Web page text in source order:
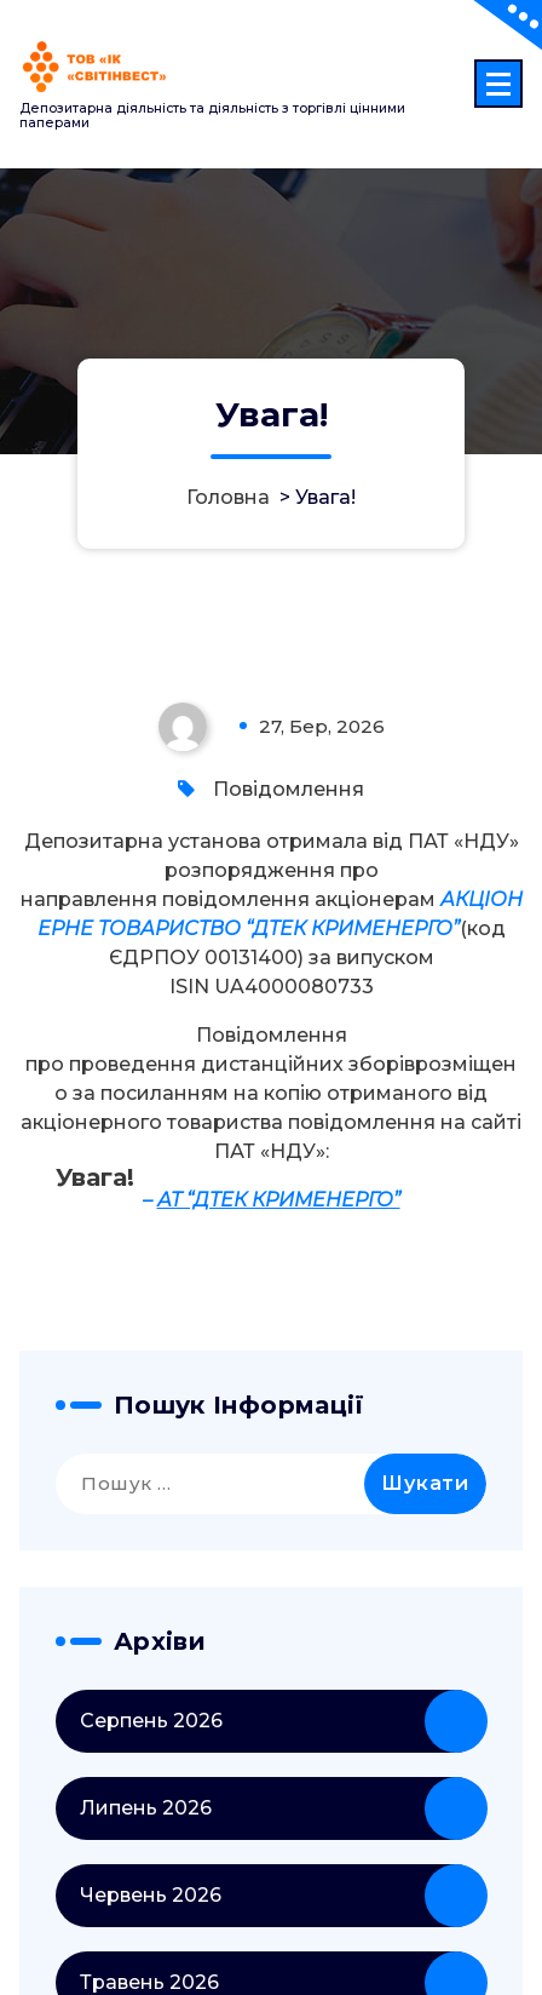
контенту
Депозитарна діяльність та діяльність з торгівлі цінними
паперами
Увага!
Головна > Увага!
27, Бер, 2026
Повідомлення
Увага!
Депозитарна установа отримала від ПАТ «НДУ»
розпорядження про
направлення повідомлення акціонерам АКЦІОН
ЕРНЕ ТОВАРИСТВО “ДТЕК КРИМЕНЕРГО”(код
ЄДРПОУ 00131400) за випуском
ISIN UA4000080733
Повідомлення
про проведення дистанційних зборіврозміщен
о за посиланням на копію отриманого від
акціонерного товариства повідомлення на сайті
ПАТ «НДУ»:
–АТ “ДТЕК КРИМЕНЕРГО”
Пошук Інформації
Архіви
Серпень 2026
Липень 2026
Червень 2026
Травень 2026